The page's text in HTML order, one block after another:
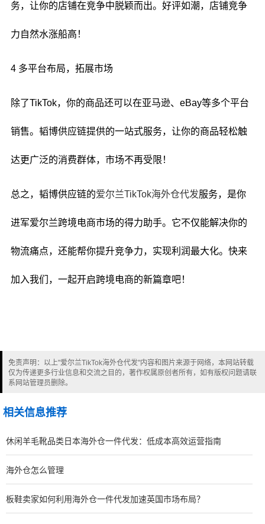
务，让你的店铺在竞争中脱颖而出。好评如潮，店铺竞争
力自然水涨船高！
4 多平台布局，拓展市场
除了TikTok，你的商品还可以在亚马逊、eBay等多个平台
销售。韬博供应链提供的一站式服务，让你的商品轻松触
达更广泛的消费群体，市场不再受限！
总之，韬博供应链的爱尔兰TikTok海外仓代发服务，是你
进军爱尔兰跨境电商市场的得力助手。它不仅能解决你的
物流痛点，还能帮你提升竞争力，实现利润最大化。快来
加入我们，一起开启跨境电商的新篇章吧！
免责声明：以上"爱尔兰TikTok海外仓代发"内容和图片来源于网络，本网站转载
仅为传递更多行业信息和交流之目的，著作权属原创者所有，如有版权问题请联
系网站管理员删除。
相关信息推荐
休闲羊毛靴品类日本海外仓一件代发：低成本高效运营指南
海外仓怎么管理
板鞋卖家如何利用海外仓一件代发加速英国市场布局？